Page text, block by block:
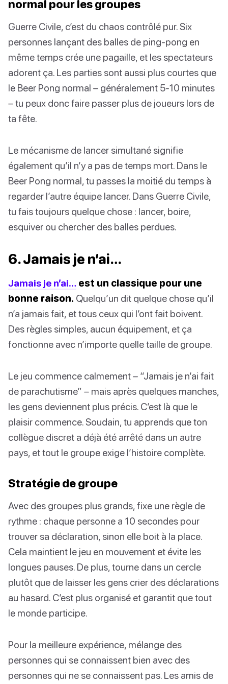
normal pour les groupes
Guerre Civile, c’est du chaos contrôlé pur. Six
personnes lançant des balles de ping-pong en
même temps crée une pagaille, et les spectateurs
adorent ça. Les parties sont aussi plus courtes que
le Beer Pong normal – généralement 5-10 minutes
– tu peux donc faire passer plus de joueurs lors de
ta fête.
Le mécanisme de lancer simultané signifie
également qu’il n’y a pas de temps mort. Dans le
Beer Pong normal, tu passes la moitié du temps à
regarder l’autre équipe lancer. Dans Guerre Civile,
tu fais toujours quelque chose : lancer, boire,
esquiver ou chercher des balles perdues.
6. Jamais je n’ai…
Jamais je n’ai… est un classique pour une
bonne raison. Quelqu’un dit quelque chose qu’il
n’a jamais fait, et tous ceux qui l’ont fait boivent.
Des règles simples, aucun équipement, et ça
fonctionne avec n’importe quelle taille de groupe.
Le jeu commence calmement – “Jamais je n’ai fait
de parachutisme” – mais après quelques manches,
les gens deviennent plus précis. C’est là que le
plaisir commence. Soudain, tu apprends que ton
collègue discret a déjà été arrêté dans un autre
pays, et tout le groupe exige l’histoire complète.
Stratégie de groupe
Avec des groupes plus grands, fixe une règle de
rythme : chaque personne a 10 secondes pour
trouver sa déclaration, sinon elle boit à la place.
Cela maintient le jeu en mouvement et évite les
longues pauses. De plus, tourne dans un cercle
plutôt que de laisser les gens crier des déclarations
au hasard. C’est plus organisé et garantit que tout
le monde participe.
Pour la meilleure expérience, mélange des
personnes qui se connaissent bien avec des
personnes qui ne se connaissent pas. Les amis de